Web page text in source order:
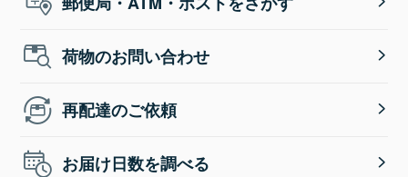
荷物のお問い合わせ
再配達のご依頼
お届け日数を調べる